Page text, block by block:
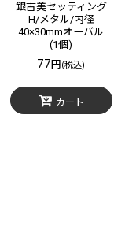
銀古美セッティング
H/メタル/内径
40×30mmオーバル
(1個)
77円 (税込)
カート